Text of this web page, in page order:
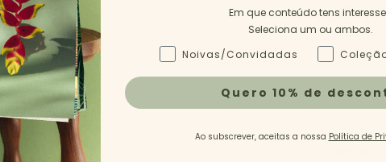
35
Em que conteúdo tens
Seleciona um ou ambos.
Tipo de Conteúdo - NL
Noivas/Convidadas
Quero 10% de
Ao subscrever, aceitas a nossa Política de